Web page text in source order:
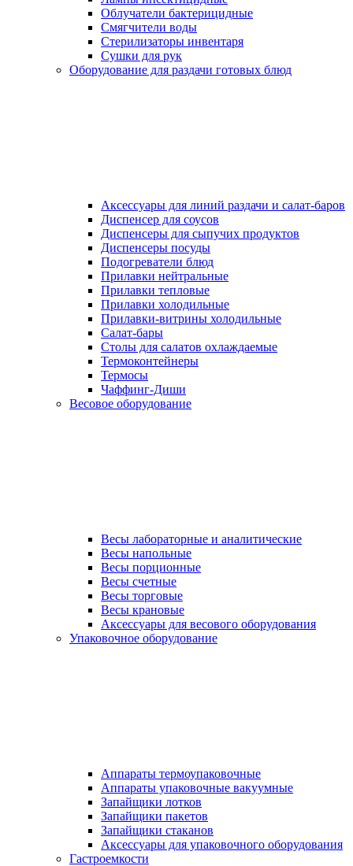
Облучатели бактерицидные
Смягчители воды
Стерилизаторы инвентаря
Сушки для рук
Оборудование для раздачи готовых блюд
Аксессуары для линий раздачи и салат-баров
Диспенсер для соусов
Диспенсеры для сыпучих продуктов
Диспенсеры посуды
Подогреватели блюд
Прилавки нейтральные
Прилавки тепловые
Прилавки холодильные
Прилавки-витрины холодильные
Салат-бары
Столы для салатов охлаждаемые
Термоконтейнеры
Термосы
Чаффинг-Диши
Весовое оборудование
Весы лабораторные и аналитические
Весы напольные
Весы порционные
Весы счетные
Весы торговые
Весы крановые
Аксессуары для весового оборудования
Упаковочное оборудование
Аппараты термоупаковочные
Аппараты упаковочные вакуумные
Запайщики лотков
Запайщики пакетов
Запайщики стаканов
Аксессуары для упаковочного оборудования
Гастроемкости